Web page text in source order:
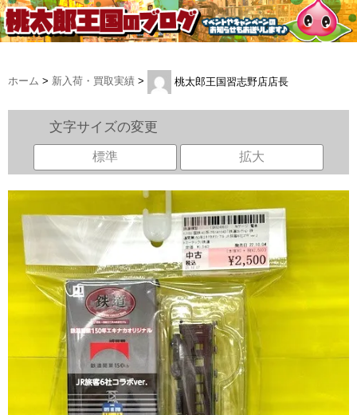
ホーム > 新入荷・買取実績 > 桃太郎王国習志野店店長
文字サイズの変更
標準 拡大